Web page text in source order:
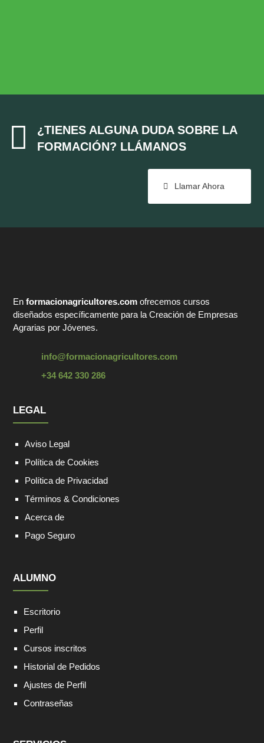

¿TIENES ALGUNA DUDA SOBRE LA
FORMACIÓN? LLÁMANOS
Llamar Ahora
Enformacionagricultores.com ofrecemos cursos
diseñados específicamente para la Creación de Empresas
Agrarias por Jóvenes.
info@formacionagricultores.com
+34 642 330 286
LEGAL
Aviso Legal
Política de Cookies
Política de Privacidad
Términos & Condiciones
Acerca de
Pago Seguro
ALUMNO
Escritorio
Perfil
Cursos inscritos
Historial de Pedidos
Ajustes de Perfil
Contraseñas